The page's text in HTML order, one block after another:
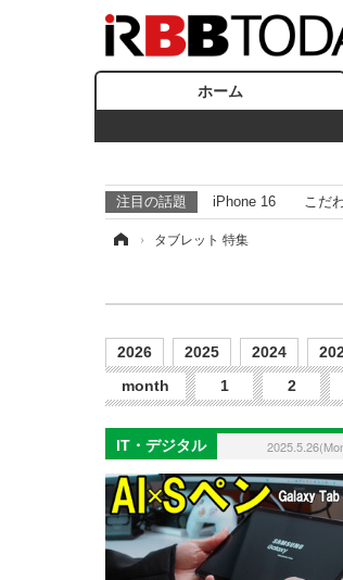
ホーム
注目の話題 iPhone 16 こだ
› タブレット 特集
2026 2025 2024
month
1 2
IT・デジタル